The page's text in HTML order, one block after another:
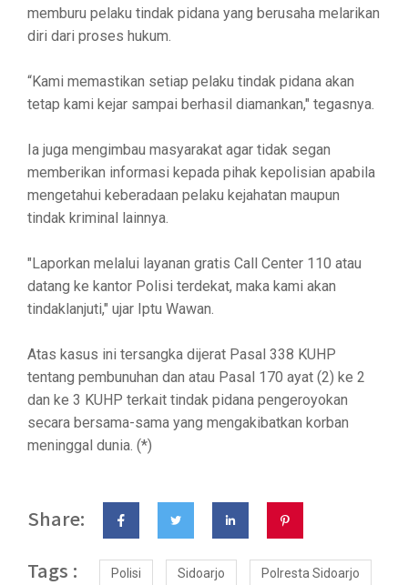
memburu pelaku tindak pidana yang berusaha melarikan
diri dari proses hukum.
“Kami memastikan setiap pelaku tindak pidana akan
tetap kami kejar sampai berhasil diamankan," tegasnya.
Ia juga mengimbau masyarakat agar tidak segan
memberikan informasi kepada pihak kepolisian apabila
mengetahui keberadaan pelaku kejahatan maupun
tindak kriminal lainnya.
"Laporkan melalui layanan gratis Call Center 110 atau
datang ke kantor Polisi terdekat, maka kami akan
tindaklanjuti," ujar Iptu Wawan.
Atas kasus ini tersangka dijerat Pasal 338 KUHP
tentang pembunuhan dan atau Pasal 170 ayat (2) ke 2
dan ke 3 KUHP terkait tindak pidana pengeroyokan
secara bersama-sama yang mengakibatkan korban
meninggal dunia. (*)
Share:
Tags :
Polisi Sidoarjo Polresta Sidoarjo